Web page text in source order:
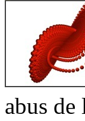
abus